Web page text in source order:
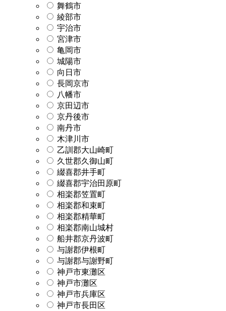
舞鶴市
綾部市
宇治市
宮津市
亀岡市
城陽市
向日市
長岡京市
八幡市
京田辺市
京丹後市
南丹市
木津川市
乙訓郡大山崎町
久世郡久御山町
綴喜郡井手町
綴喜郡宇治田原町
相楽郡笠置町
相楽郡和束町
相楽郡精華町
相楽郡南山城村
船井郡京丹波町
与謝郡伊根町
与謝郡与謝野町
神戸市東灘区
神戸市灘区
神戸市兵庫区
神戸市長田区